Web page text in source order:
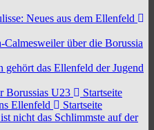
Neues aus dem Ellenfeld
Calmesweiler über die Borussia
gehört das Ellenfeld der Jugend
Borussias U23
Startseite
Ellenfeld
Startseite
nicht das Schlimmste auf der